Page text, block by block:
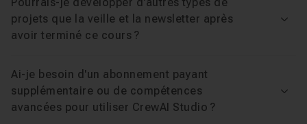
avec une méthode applicable à des cas réels : veille
automatisée, prospection, rédaction de contenu ou
Pour aller plus loin
Ce tuto complète idéalement les autres ressources
projets que la veille et la newsletter après
avoir terminé ce cours ?
Ai-je besoin d'un abonnement payant
supplémentaire ou de compétences
avancées pour utiliser CrewAI Studio ?